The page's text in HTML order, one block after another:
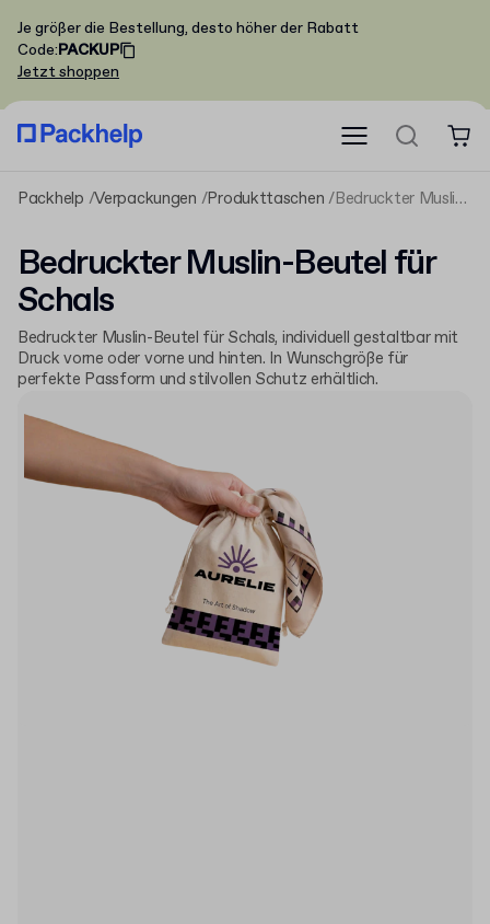
Je größer die Bestellung, desto höher der Rabatt
Code:PACKUP
Jetzt shoppen
Packhelp Verpackungen Produkttaschen Bedruckter Muslin-Beutel für Schals
Bedruckter Muslin-Beutel für
Schals
Bedruckter Muslin-Beutel für Schals, individuell gestaltbar mit
Druck vorne oder vorne und hinten. In Wunschgröße für
perfekte Passform und stilvollen Schutz erhältlich.